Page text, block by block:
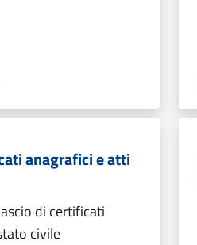
anagrafici e atti
di certificati
civile